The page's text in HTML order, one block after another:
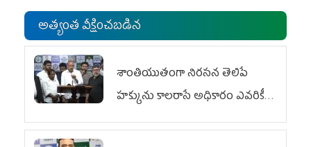
అత్యంత వీక్షించబడిన
శాంతియుతంగా నిరసన తెలిపే
హక్కును కాలరాసే అధికారం ఎవరికీ
లేదు